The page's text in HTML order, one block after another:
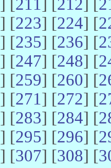
] [211] [212] [
] [223] [224] [
] [235] [236] [
] [247] [248] [
] [259] [260] [
] [271] [272] [
] [283] [284] [
] [295] [296] [
] [307] [308] [